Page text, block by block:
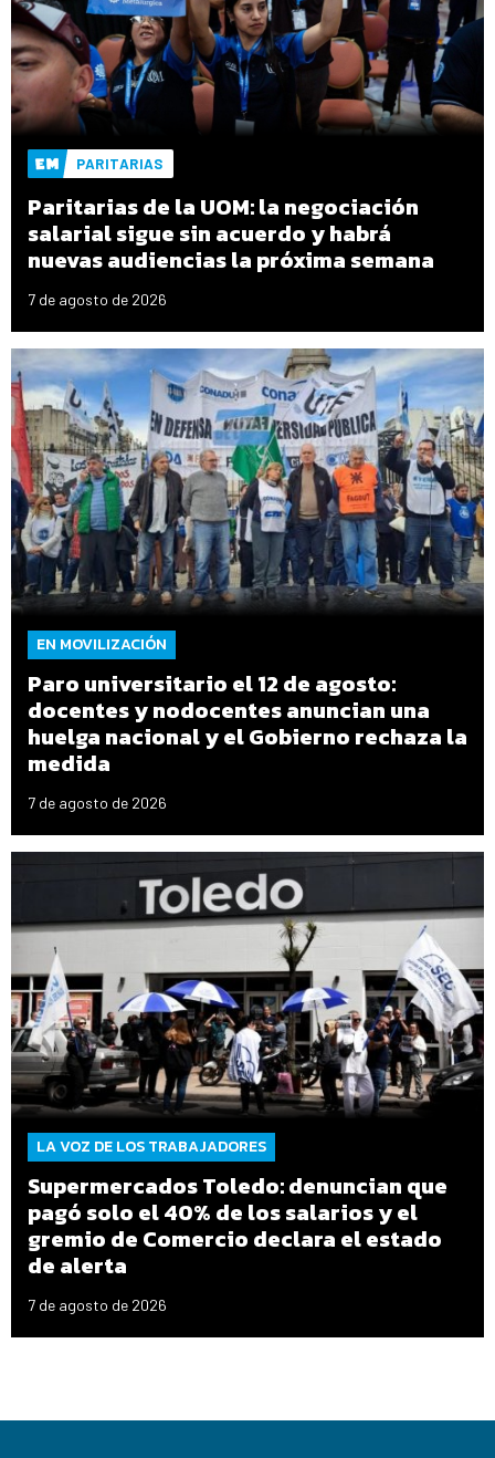
PARITARIAS
Paritarias de la UOM: la negociación
salarial sigue sin acuerdo y habrá
nuevas audiencias la próxima semana
7 de agosto de 2026
EN MOVILIZACIÓN
Paro universitario el 12 de agosto:
docentes y nodocentes anuncian una
huelga nacional y el Gobierno rechaza la
medida
7 de agosto de 2026
LA VOZ DE LOS TRABAJADORES
Supermercados Toledo: denuncian que
pagó solo el 40% de los salarios y el
gremio de Comercio declara el estado
de alerta
7 de agosto de 2026